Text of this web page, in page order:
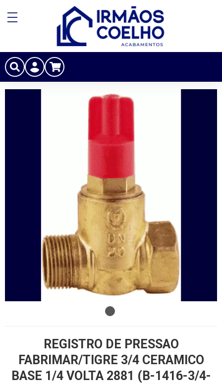
REGISTRO DE PRESSAO
FABRIMAR/TIGRE 3/4 CERAMICO
BASE 1/4 VOLTA 2881 (B-1416-3/4-